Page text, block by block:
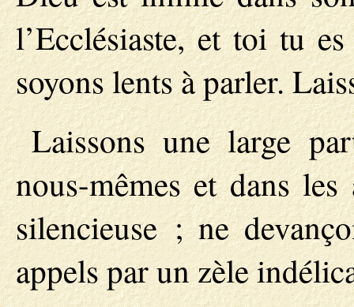
l’Ecclésiaste, et toi tu
soyons lents à parler.
Laissons une large
nous-mêmes et dans
silencieuse ; ne
appels par un zèle